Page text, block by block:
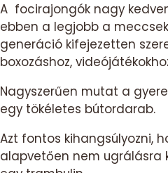
A focirajongók nagy
ebben a legjobb a
generáció kifejezetten
boxozáshoz,
Nagyszerűen mutat a
egy tökéletes bútordarab.
Azt fontos kihangsúlyozni,
alapvetően nem ugrálásra